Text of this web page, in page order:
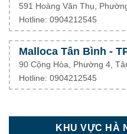
591 Hoàng Văn Thụ,
Hotline: 0904212545
Malloca Tân Bình -
90 Cộng Hòa, Phường 4,
Hotline: 0904212545
KHU VỰC HÀ